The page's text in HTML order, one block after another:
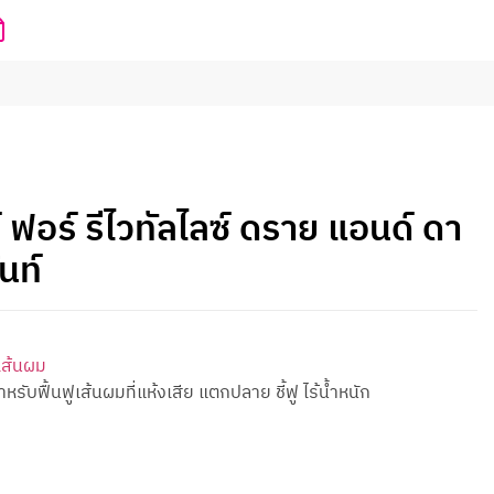
ฟอร์ รีไวทัลไลซ์ ดราย แอนด์ ดา
ท์
ส้นผม
รับฟื้นฟูเส้นผมที่แห้งเสีย แตกปลาย ชี้ฟู ไร้น้ำหนัก